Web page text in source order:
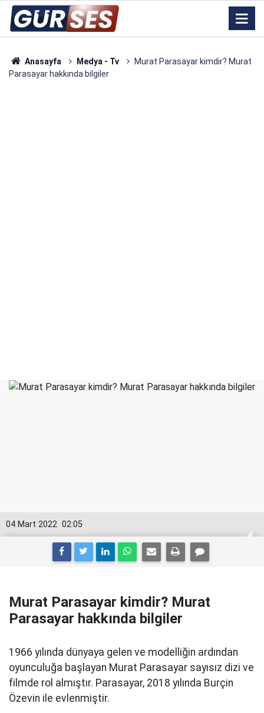
Anasayfa Medya - Tv
Murat Parasayar kimdir? Murat
Parasayar hakkında bilgiler
02:05
04 Mart 2022
Murat Parasayar kimdir? Murat
Parasayar hakkında bilgiler
1966 yılında dünyaya gelen ve modelliğin ardından
oyunculuğa başlayan Murat Parasayar sayısız dizi ve
filmde rol almıştır. Parasayar, 2018 yılında Burçin
Özevin ile evlenmiştir.